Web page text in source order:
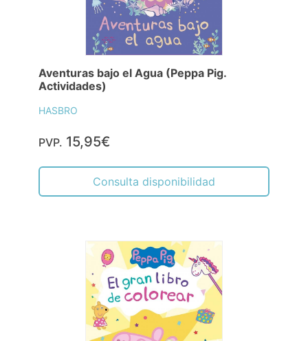
Aventuras bajo el Agua (Peppa Pig.
Actividades)
HASBRO
PVP. 15,95€
Consulta disponibilidad